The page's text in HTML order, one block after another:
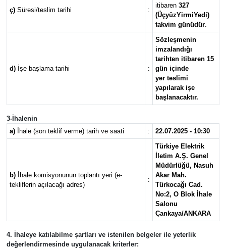
ç)Süresi/teslim tarihi :
itibaren 327
(ÜçyüzYirmiYedi)
takvim günüdür.
d)İşe başlama tarihi :
Sözleşmenin
imzalandığı
tarihten itibaren 15
gün içinde
yer teslimi
yapılarak işe
başlanacaktır.
3-İhalenin
a)İhale (son teklif verme) tarih ve saati : 22.07.2025 - 10:30
b)İhale komisyonunun toplantı yeri (e-
tekliflerin açılacağı adres)
:
Türkiye Elektrik
İletim A.Ş. Genel
Müdürlüğü, Nasuh
Akar Mah.
Türkocağı Cad.
No:2, O Blok İhale
Salonu
Çankaya/ANKARA
4. İhaleye katılabilme şartları ve istenilen belgeler ile yeterlik
değerlendirmesinde uygulanacak kriterler: